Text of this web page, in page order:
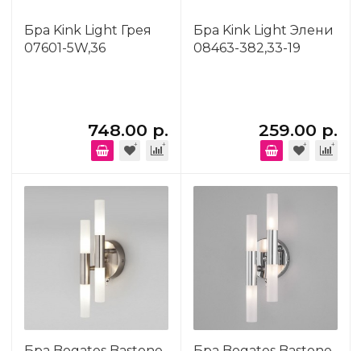
Бра Kink Light Грея
07601-5W,36
748.00 р.
Бра Kink Light Элени
08463-382,33-19
259.00 р.